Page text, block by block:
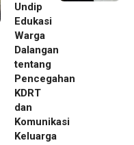
Undip
Edukasi
Warga
Dalangan
tentang
Pencegahan
KDRT
dan
Komunikasi
Keluarga